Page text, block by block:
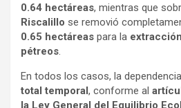
0.64 hectáreas, mientras que
Riscalillo se removió
0.65 hectáreas para la
pétreos
En todos los casos, la
total temporal, conforme al
la Ley General del Equilibrio